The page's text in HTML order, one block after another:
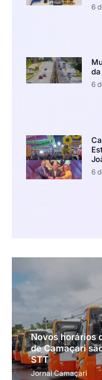
6
da
6
6
Novos horários
de Camaçari
STT
Jornal Camaçari